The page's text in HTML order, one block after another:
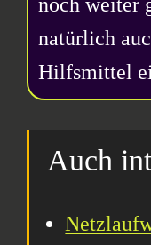
noch weiter
natürlich
Hilfsmittel
Auch